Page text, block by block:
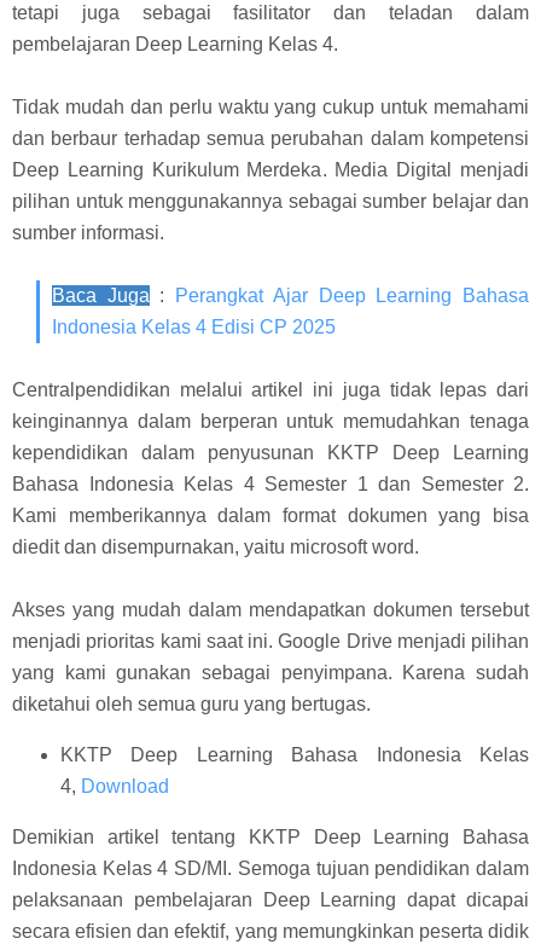
tetapi juga sebagai fasilitator dan teladan dalam
pembelajaran Deep Learning Kelas 4.
Tidak mudah dan perlu waktu yang cukup untuk memahami
dan berbaur terhadap semua perubahan dalam kompetensi
Deep Learning Kurikulum Merdeka. Media Digital menjadi
pilihan untuk menggunakannya sebagai sumber belajar dan
sumber informasi.
Baca Juga :
Perangkat Ajar Deep Learning Bahasa
Indonesia Kelas 4 Edisi CP 2025
Centralpendidikan melalui artikel ini juga tidak lepas dari
keinginannya dalam berperan untuk memudahkan tenaga
kependidikan dalam penyusunan KKTP Deep Learning
Bahasa Indonesia Kelas 4 Semester 1 dan Semester 2.
Kami memberikannya dalam format dokumen yang bisa
diedit dan disempurnakan, yaitu microsoft word.
Akses yang mudah dalam mendapatkan dokumen tersebut
menjadi prioritas kami saat ini. Google Drive menjadi pilihan
yang kami gunakan sebagai penyimpana. Karena sudah
diketahui oleh semua guru yang bertugas.
KKTP Deep Learning Bahasa Indonesia Kelas
4, Download
Demikian artikel tentang KKTP Deep Learning Bahasa
Indonesia Kelas 4 SD/MI. Semoga tujuan pendidikan dalam
pelaksanaan pembelajaran Deep Learning dapat dicapai
secara efisien dan efektif, yang memungkinkan peserta didik